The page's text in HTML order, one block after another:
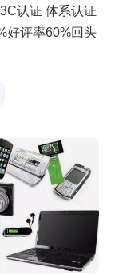
3C认证 体系认证
好评率60%回头